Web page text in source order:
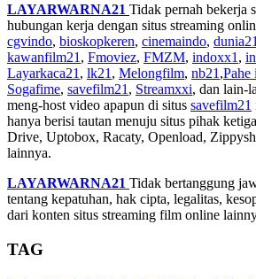
LAYARWARNA21 Tidak pernah bekerja
hubungan kerja dengan situs streaming
cgvindo, bioskopkeren, cinemaindo, dunia21
kawanfilm21 , Fmoviez, FMZM, indoxx1 ,
Layarkaca21 , lk21 , Melongfilm, nb21 ,Pahe
Sogafime, savefilm21 , Streamxxi, dan lain-
meng-host video apapun di situs savefilm21
hanya berisi tautan menuju situs pihak
Drive, Uptobox, Racaty, Openload,
lainnya.
LAYARWARNA21 Tidak bertanggung
tentang kepatuhan, hak cipta, legalitas,
dari konten situs streaming film online
TAG